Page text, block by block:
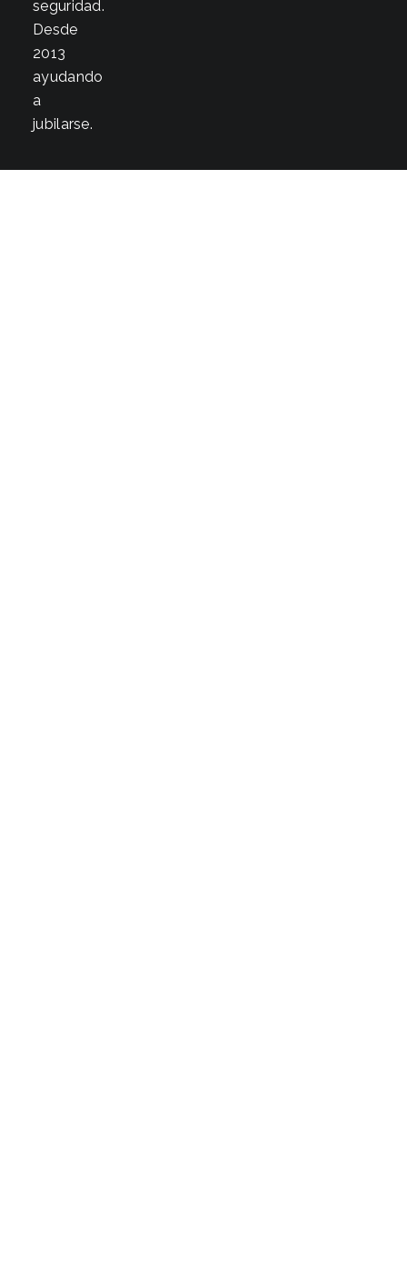
seguridad.
Desde
2013
ayudando
a
jubilarse.